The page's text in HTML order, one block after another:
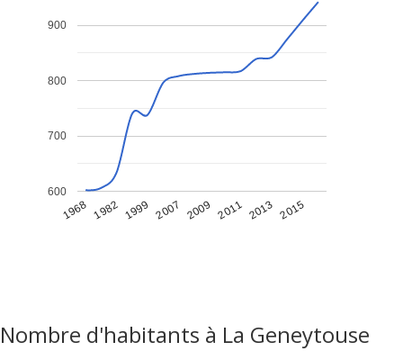
1968 1982 1999 2007 2009 2011 2013 2015
600
700
800
900
Nombre d'habitants à La Geneytouse